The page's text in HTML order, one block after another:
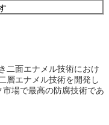
二面エナメル技術におけ
層エナメル技術を開発し
場で最高の防腐技術であ